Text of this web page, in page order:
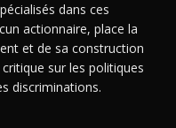
dans ces
actionnaire, place la
et de sa construction
sur les politiques
discriminations.